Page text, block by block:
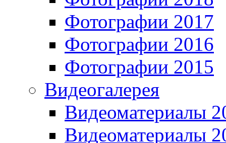
Фотографии 2017
Фотографии 2016
Фотографии 2015
Видеогалерея
Видеоматериалы
Видеоматериалы